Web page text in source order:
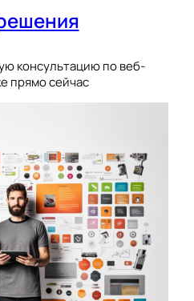
консультацию по веб-
прямо сейчас